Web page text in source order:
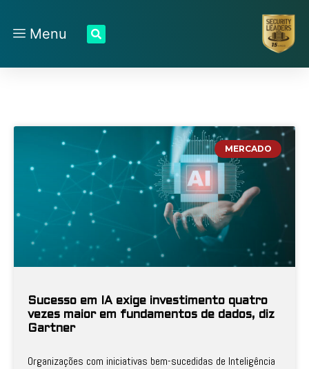
Menu
MERCADO
Sucesso em IA exige investimento quatro
vezes maior em fundamentos de dados, diz
Gartner
Organizações com iniciativas bem-sucedidas de Inteligência